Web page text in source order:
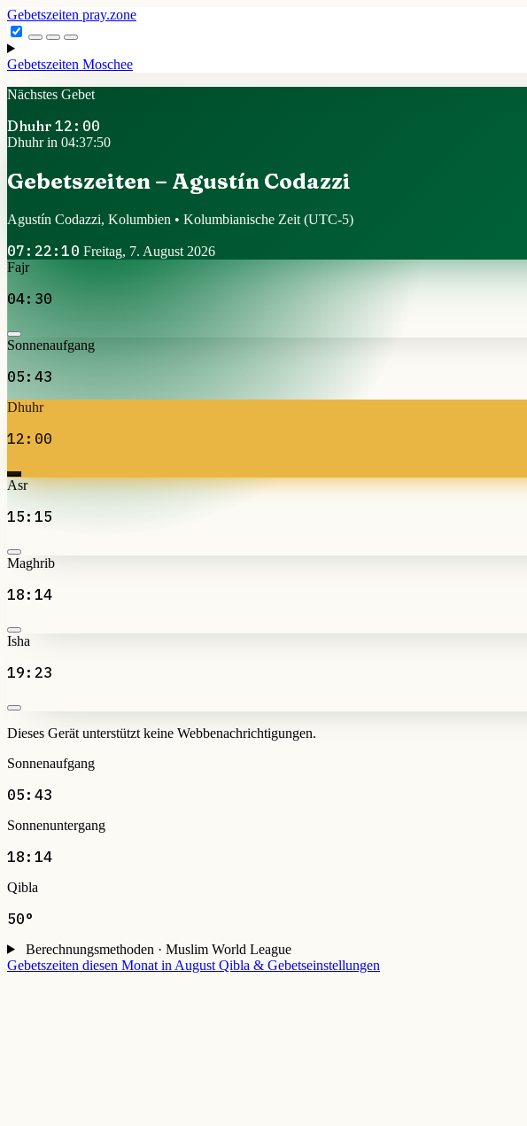
Gebetszeiten pray.zone
Gebetszeiten Moschee
Nächstes Gebet
Dhuhr 12:00
Dhuhr in 04:37:49
Gebetszeiten – Agustín Codazzi
Agustín Codazzi, Kolumbien • Kolumbianische Zeit (UTC-5)
07:22:11 Freitag, 7. August 2026
Fajr
04:30
Sonnenaufgang
05:43
Dhuhr
12:00
Asr
15:15
Maghrib
18:14
Isha
19:23
Dieses Gerät unterstützt keine Webbenachrichtigungen.
Sonnenaufgang
05:43
Sonnenuntergang
18:14
Qibla
50°
Berechnungsmethoden · Muslim World League
Gebetszeiten diesen Monat in August Qibla & Gebetseinstellungen